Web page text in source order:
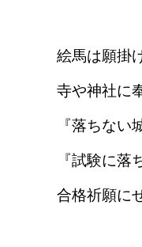
絵馬は願掛
寺や神社に
『落ちない
『試験に落
合格祈願に